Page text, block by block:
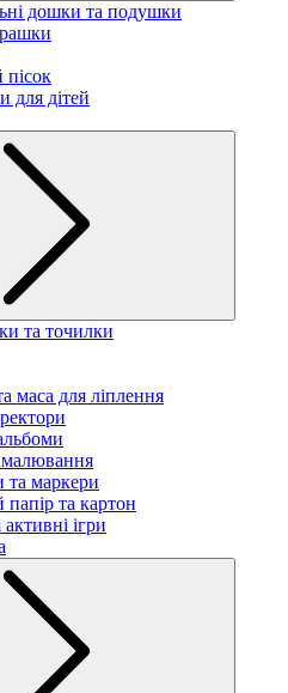
дошки та подушки
пісок
для дітей
та точилки
маса для ліплення
та маркери
та картон
ігри